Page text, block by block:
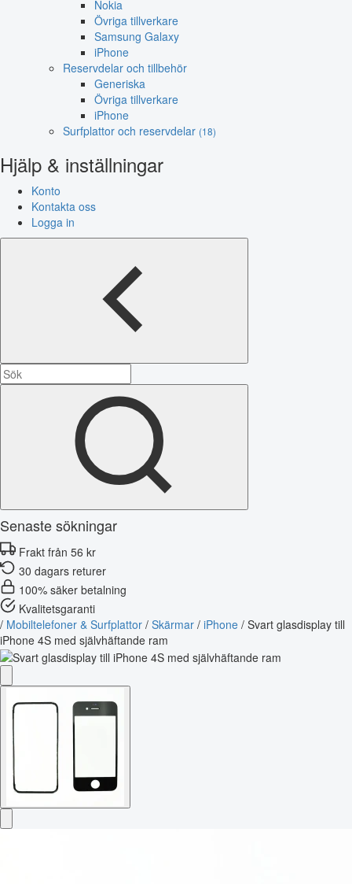
Nokia
Övriga tillverkare
Samsung Galaxy
iPhone
Reservdelar och tillbehör
Generiska
Övriga tillverkare
iPhone
Surfplattor och reservdelar (18)
Hjälp & inställningar
Konto
Kontakta oss
Logga in
Senaste sökningar
Frakt från 56 kr
30 dagars returer
100% säker betalning
Kvalitetsgaranti
/ Mobiltelefoner & Surfplattor / Skärmar / iPhone / Svart glasdisplay till
iPhone 4S med självhäftande ram